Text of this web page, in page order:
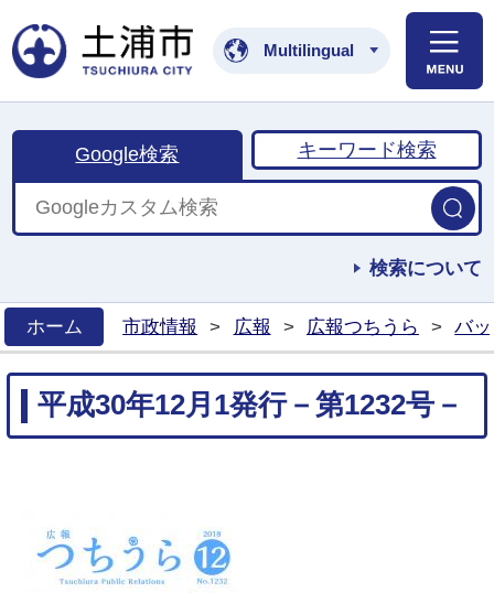
土浦市公式ホームペ
Multilingual
Google検索 キーワード検索
検索について
ホーム
市政情報 > 広報 > 広報つちうら > バ
平成30年12月1発行－第1232号－